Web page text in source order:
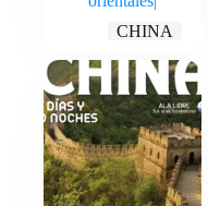
CHINA